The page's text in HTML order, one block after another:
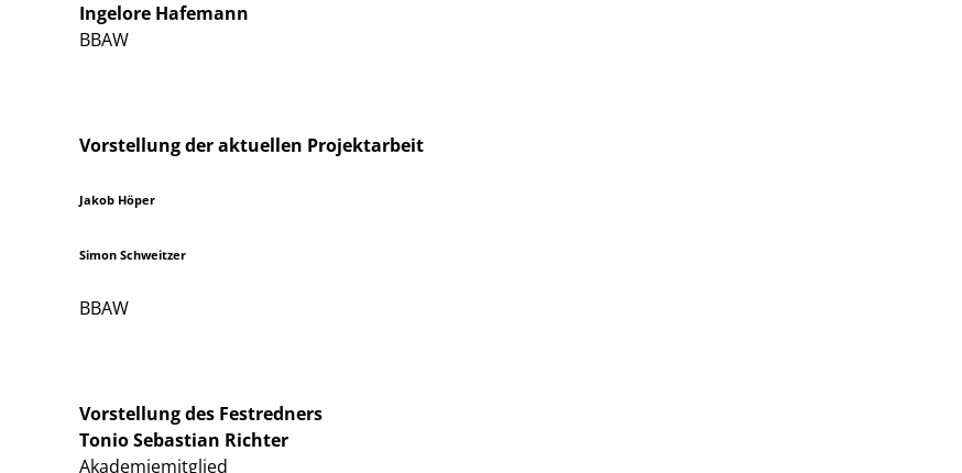
Ingelore Hafemann
BBAW
Vorstellung der aktuellen Projektarbeit
Jakob Höper
Simon Schweitzer
BBAW
Vorstellung des Festredners
Tonio Sebastian Richter
Akademiemitglied